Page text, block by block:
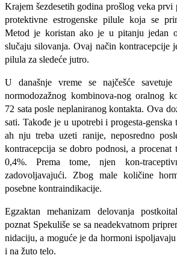
Krajem šezdesetih godina prošlog veka prvi
protektivne estrogenske pilule koja se
Metod je koristan ako je u pitanju jedan
slučaju silovanja. Ovaj način kontracepcije
pilula za sledeće jutro.
U današnje vreme se najčešće
normodozažnog kombinova-nog oralnog
72 sata posle neplaniranog kontakta. Ova
sati. Takođe je u upotrebi i progesta-genska
ah nju treba uzeti ranije, neposredno
kontracepcija se dobro podnosi, a procenat
0,4%. Prema tome, njen kon-
zadovoljavajući. Zbog male količine
posebne kontraindikacije.
Egzaktan mehanizam delovanja
poznat Spekuliše se sa neadek­vatnom
nidaciju, a moguće je da hormoni
i na žuto telo.